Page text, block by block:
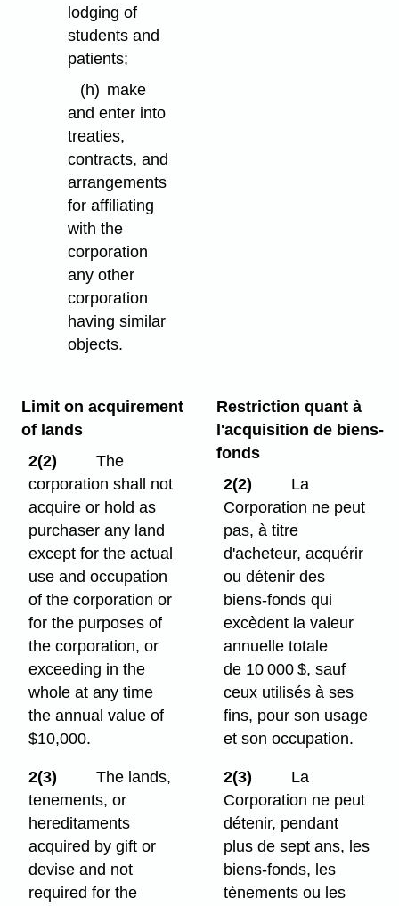
lodging of
students and
patients;
(h) make
and enter into
treaties,
contracts, and
arrangements
for affiliating
with the
corporation
any other
corporation
having similar
objects.
Limit on acquirement
of lands
2(2)
The
corporation shall not
acquire or hold as
purchaser any land
except for the actual
use and occupation
of the corporation or
for the purposes of
the corporation, or
exceeding in the
whole at any time
the annual value of
$10,000.
Restriction quant à
l'acquisition de biens-
fonds
2(2)
La
Corporation ne peut
pas, à titre
d'acheteur, acquérir
ou détenir des
biens-fonds qui
excèdent la valeur
annuelle totale
de 10 000 $, sauf
ceux utilisés à ses
fins, pour son usage
et son occupation.
2(3)
The lands,
tenements, or
hereditaments
acquired by gift or
devise and not
required for the
2(3)
La
Corporation ne peut
détenir, pendant
plus de sept ans, les
biens-fonds, les
tènements ou les